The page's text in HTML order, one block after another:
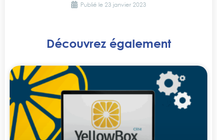
Publié le 23 janvier 2023
Découvrez également